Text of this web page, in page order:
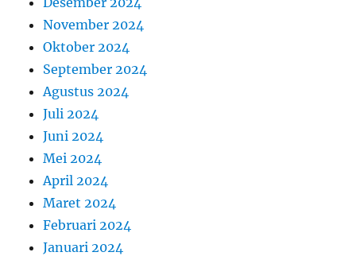
November 2024
Oktober 2024
September 2024
Agustus 2024
Juli 2024
Juni 2024
Mei 2024
April 2024
Maret 2024
Februari 2024
Januari 2024